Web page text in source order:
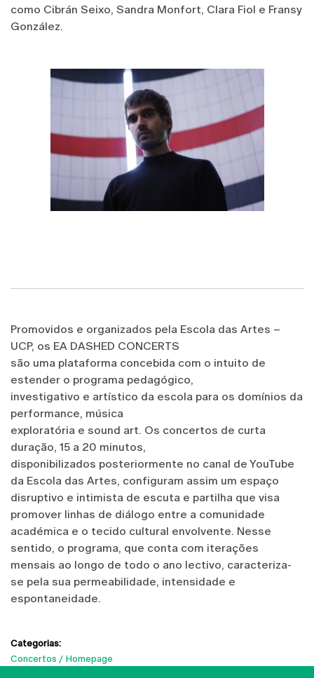
como Cibrán Seixo, Sandra Monfort, Clara Fiol e Fransy
González.
Promovidos e organizados pela Escola das Artes –
UCP, os EA DASHED CONCERTS
são uma plataforma concebida com o intuito de
estender o programa pedagógico,
investigativo e artístico da escola para os domínios da
performance, música
exploratória e sound art. Os concertos de curta
duração, 15 a 20 minutos,
disponibilizados posteriormente no canal de YouTube
da Escola das Artes, configuram assim um espaço
disruptivo e intimista de escuta e partilha que visa
promover linhas de diálogo entre a comunidade
académica e o tecido cultural envolvente. Nesse
sentido, o programa, que conta com iterações
mensais ao longo de todo o ano lectivo, caracteriza-
se pela sua permeabilidade, intensidade e
espontaneidade.
Categorias:
Concertos
Homepage